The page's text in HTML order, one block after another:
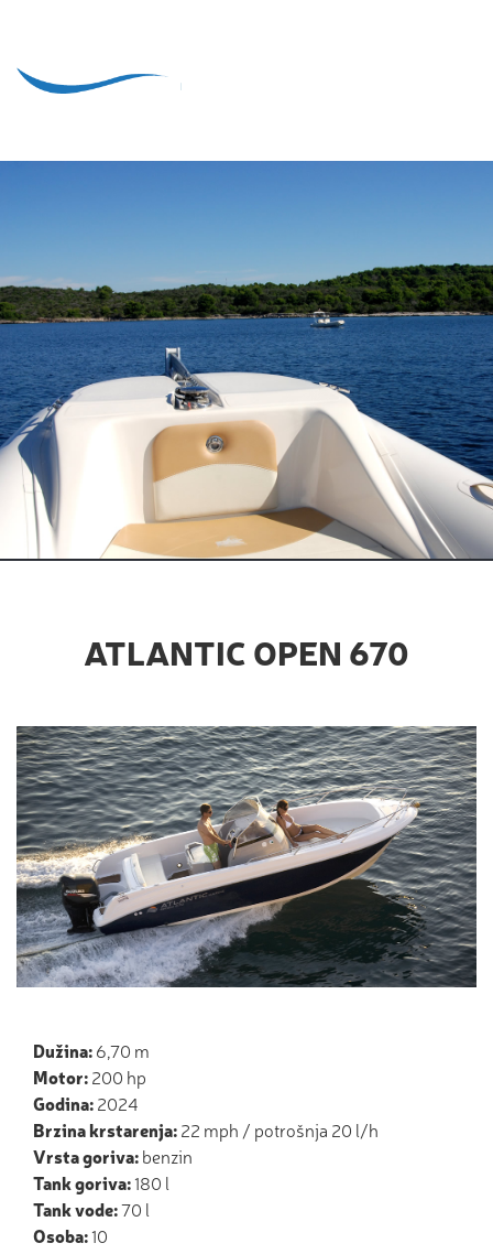
ATLANTIC OPEN 670
Dužina:6,70 m
Motor:200 hp
Godina:2024
Brzina krstarenja:22 mph / potrošnja 20 l/h
Vrsta goriva:benzin
Tank goriva:180 l
Tank vode:70 l
Osoba:10